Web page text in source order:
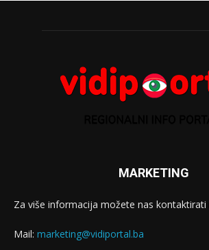
MARKETING
Za više informacija možete nas kontaktirati
Mail: marketing@vidiportal.ba